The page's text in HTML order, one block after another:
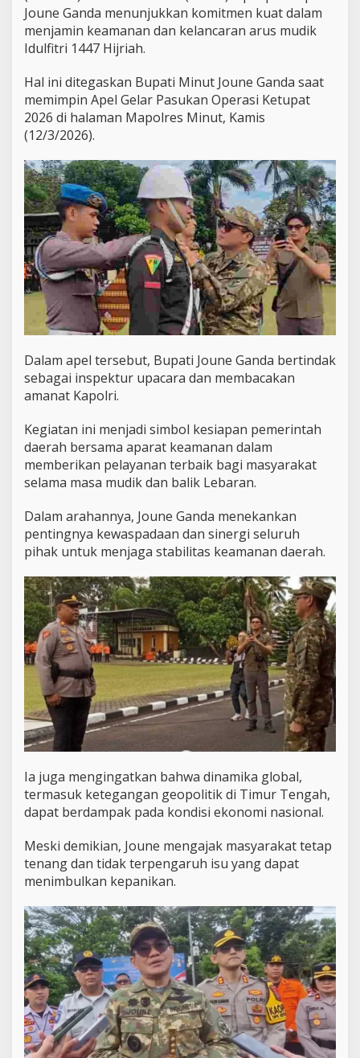
i
a
p
a
m
b
u
u
d
k
L
e
b
a
a
m
n
L
a
t
O
p
e
s
i
K
t
u
p
a
t
2
0
6
Joune Ganda menunjukkan komitmen kuat dalam
menjamin keamanan dan kelancaran arus mudik
Idulfitri 1447 Hijriah.
Hal ini ditegaskan Bupati Minut Joune Ganda saat
memimpin Apel Gelar Pasukan Operasi Ketupat
2026 di halaman Mapolres Minut, Kamis
(12/3/2026).
Dalam apel tersebut, Bupati Joune Ganda bertindak
sebagai inspektur upacara dan membacakan
amanat Kapolri.
Kegiatan ini menjadi simbol kesiapan pemerintah
daerah bersama aparat keamanan dalam
memberikan pelayanan terbaik bagi masyarakat
selama masa mudik dan balik Lebaran.
Dalam arahannya, Joune Ganda menekankan
pentingnya kewaspadaan dan sinergi seluruh
pihak untuk menjaga stabilitas keamanan daerah.
Ia juga mengingatkan bahwa dinamika global,
termasuk ketegangan geopolitik di Timur Tengah,
dapat berdampak pada kondisi ekonomi nasional.
Meski demikian, Joune mengajak masyarakat tetap
tenang dan tidak terpengaruh isu yang dapat
menimbulkan kepanikan.